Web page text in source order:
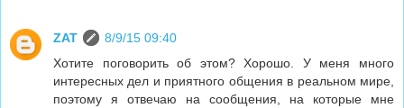
ZAT
8/9/15 09:40
Хотите поговорить об этом? Хорошо. У меня много
интересных дел и приятного общения в реальном мире,
поэтому я отвечаю на сообщения, на которые мне